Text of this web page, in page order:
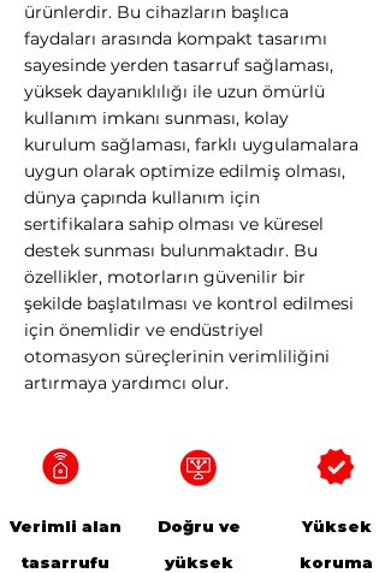
ürünlerdir. Bu cihazların başlıca
faydaları arasında kompakt tasarımı
sayesinde yerden tasarruf sağlaması,
yüksek dayanıklılığı ile uzun ömürlü
kullanım imkanı sunması, kolay
kurulum sağlaması, farklı uygulamalara
uygun olarak optimize edilmiş olması,
dünya çapında kullanım için
sertifikalara sahip olması ve küresel
destek sunması bulunmaktadır. Bu
özellikler, motorların güvenilir bir
şekilde başlatılması ve kontrol edilmesi
için önemlidir ve endüstriyel
otomasyon süreçlerinin verimliliğini
artırmaya yardımcı olur.
Verimli alan
tasarrufu
Doğru ve
yüksek
Yüksek
koruma